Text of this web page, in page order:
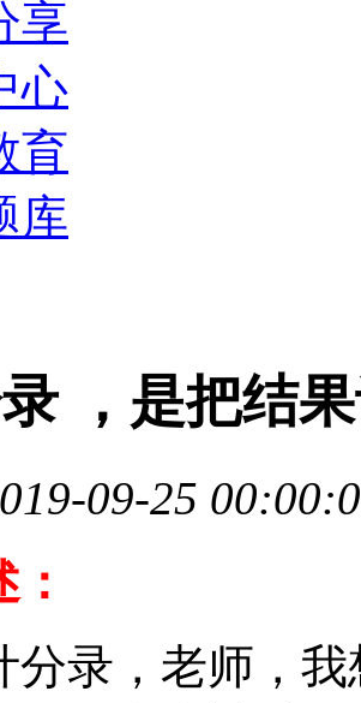
享
心
育
库
，是把结
09-25
分录，老师，